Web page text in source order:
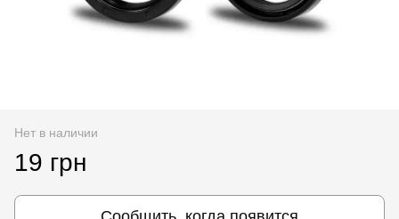
Нет в наличии
19 грн